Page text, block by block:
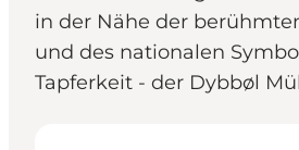
in der Nähe der
und des nationalen
Tapferkeit - der Dybbøl